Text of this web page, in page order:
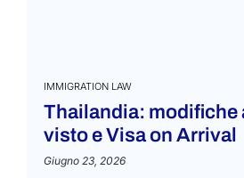
IMMIGRATION LAW
Thailandia: modifiche
visto e Visa on Arrival
Giugno 23, 2026